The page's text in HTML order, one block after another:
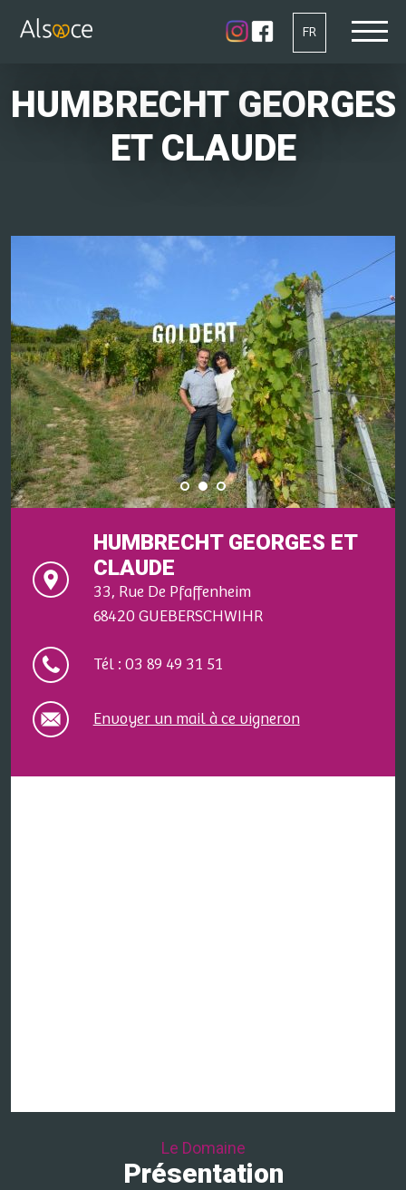
FR
HUMBRECHT GEORGES
ET CLAUDE
HUMBRECHT GEORGES ET
CLAUDE
33, Rue De Pfaffenheim
68420 GUEBERSCHWIHR
Tél : 03 89 49 31 51
Envoyer un mail à ce vigneron
Le Domaine
Présentation